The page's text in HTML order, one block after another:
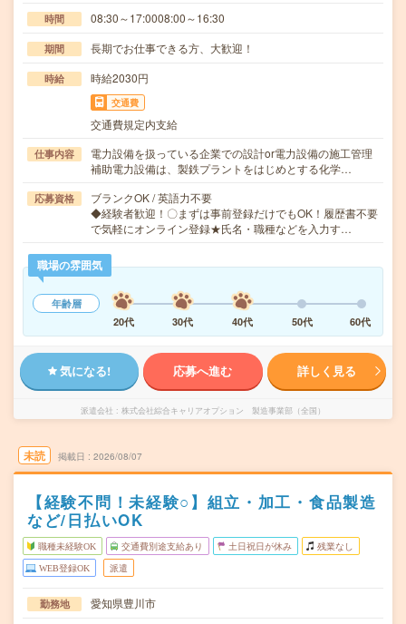
時間 08:30～17:0008:00～16:30
期間 長期でお仕事できる方、大歓迎！
時給 時給2030円
交通費
交通費規定内支給
仕事内容
電力設備を扱っている企業での設計or電力設備の施工管理
補助電力設備は、製鉄プラントをはじめとする化学…
応募資格
ブランクOK / 英語力不要
◆経験者歓迎！〇まずは事前登録だけでもOK！履歴書不要
で気軽にオンライン登録★氏名・職種などを入力す…
職場の雰囲気
年齢層
20代
30代 40代 50代 60代
気になる! 応募へ進む 詳しく見る
派遣会社 株式会社綜合キャリアオプション 製造事業部（全国）
未読 掲載日 2026/08/07
【経験不問！未経験○】組立・加工・食品製造
など/日払いOK
職種未経験OK 交通費別途支給あり 土日祝日が休み 残業なし
WEB登録OK 派遣
勤務地 愛知県豊川市